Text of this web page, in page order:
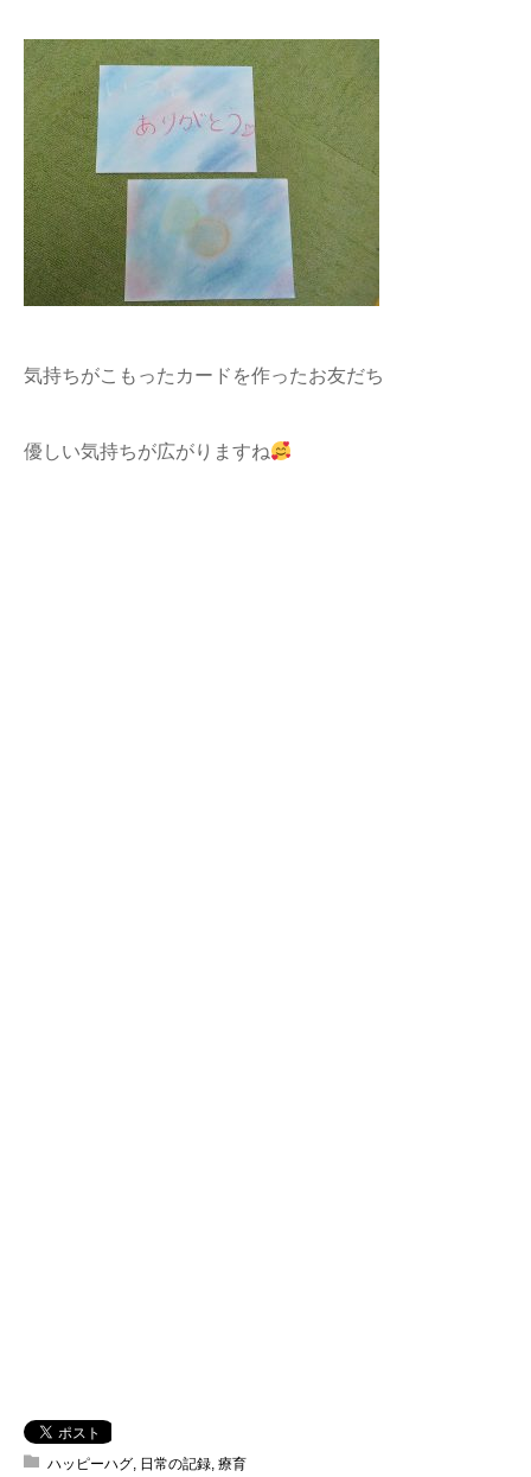
気持ちがこもったカードを作ったお友だち
優しい気持ちが広がりますね
ハッピーハグ, 日常の記録, 療育